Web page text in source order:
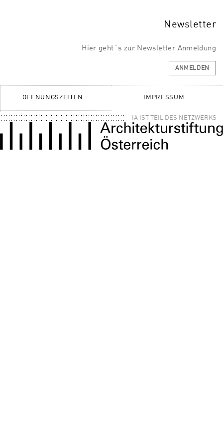
Newsletter
Hier geht´s zur Newsletter Anmeldung
ANMELDEN
ÖFFNUNGSZEITEN IMPRESSUM
IA IST TEIL DES NETZWERKS